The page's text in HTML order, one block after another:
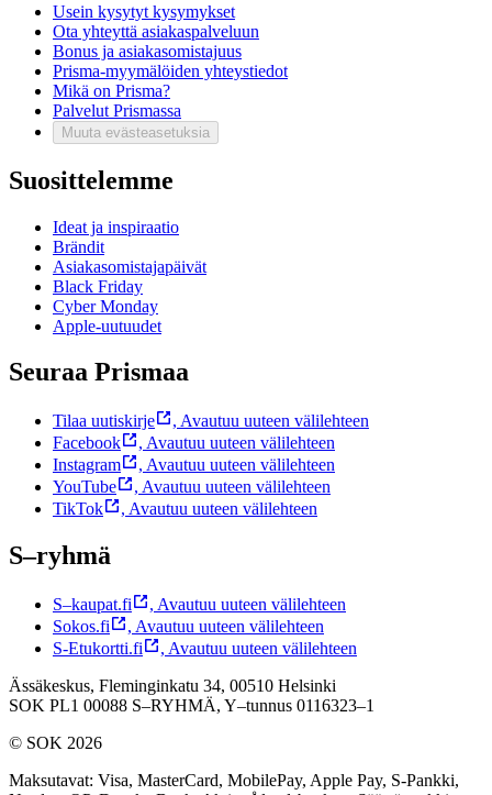
Usein kysytyt kysymykset
Ota yhteyttä asiakaspalveluun
Bonus ja asiakasomistajuus
Prisma-myymälöiden yhteystiedot
Mikä on Prisma?
Palvelut Prismassa
Muuta evästeasetuksia
Suosittelemme
Ideat ja inspiraatio
Brändit
Asiakasomistajapäivät
Black Friday
Cyber Monday
Apple-uutuudet
Seuraa Prismaa
Tilaa uutiskirje , Avautuu uuteen välilehteen
Facebook
, Avautuu uuteen välilehteen
Instagram
, Avautuu uuteen välilehteen
YouTube
, Avautuu uuteen välilehteen
TikTok
, Avautuu uuteen välilehteen
S–ryhmä
S–kaupat.fi , Avautuu uuteen välilehteen
Sokos.fi
, Avautuu uuteen välilehteen
S-Etukortti.fi
, Avautuu uuteen välilehteen
Ässäkeskus, Fleminginkatu 34, 00510 Helsinki
SOK PL1 00088 S–RYHMÄ, Y–tunnus 0116323–1
© SOK 2026
Maksutavat: Visa, MasterCard, MobilePay, Apple Pay, S-Pankki,